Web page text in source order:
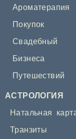
Ароматерапия
Покупок
Свадебный
Бизнеса
Путешествий
АСТРОЛОГИЯ
Натальная
Транзиты